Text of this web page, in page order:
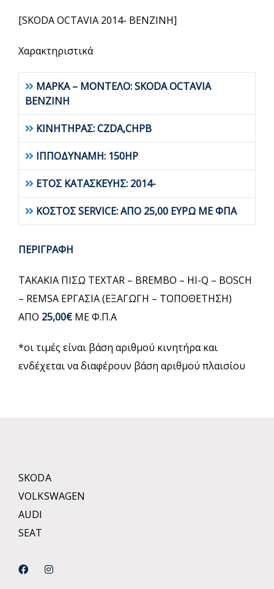
[SKODA OCTAVIA 2014- BENZINH]
Χαρακτηριστικά
ΜΑΡΚΑ – ΜΟΝΤΕΛΟ: SKODA OCTAVIA
BENZINH
ΚΙΝΗΤΗΡΑΣ: CZDA,CHPB
ΙΠΠΟΔΥΝΑΜΗ: 150HP
ΕΤΟΣ ΚΑΤΑΣΚΕΥΗΣ: 2014-
ΚΟΣΤΟΣ SERVICE: ΑΠΟ 25,00 ΕΥΡΩ ΜΕ ΦΠΑ
ΠΕΡΙΓΡΑΦΗ
ΤΑΚΑΚΙΑ ΠΙΣΩ TEXTAR – BREMBO – HI-Q – BOSCH
– REMSA ΕΡΓΑΣΙΑ (ΕΞΑΓΩΓΗ – ΤΟΠΟΘΕΤΗΣΗ)
ΑΠΟ 25,00€ ΜΕ Φ.Π.Α
*οι τιμές είναι βάση αριθμού κινητήρα και
ενδέχεται να διαφέρουν βάση αριθμού πλαισίου
SKODA
VOLKSWAGEN
AUDI
SEAT